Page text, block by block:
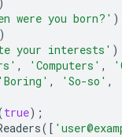
were you born?'
your interests' )
, 'Computers' ,
'Boring' , 'So-so' ,
true);
([